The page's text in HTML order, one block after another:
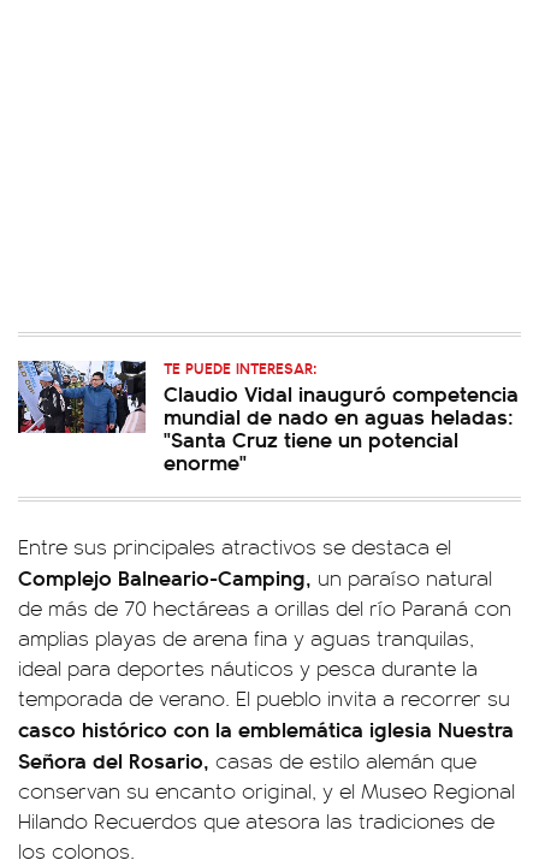
TE PUEDE INTERESAR:
Claudio Vidal inauguró competencia
mundial de nado en aguas heladas:
"Santa Cruz tiene un potencial
enorme"
Entre sus principales atractivos se destaca el
Complejo Balneario-Camping, un paraíso natural
de más de 70 hectáreas a orillas del río Paraná con
amplias playas de arena fina y aguas tranquilas,
ideal para deportes náuticos y pesca durante la
temporada de verano. El pueblo invita a recorrer su
casco histórico con la emblemática iglesia Nuestra
Señora del Rosario, casas de estilo alemán que
conservan su encanto original, y el Museo Regional
Hilando Recuerdos que atesora las tradiciones de
los colonos.